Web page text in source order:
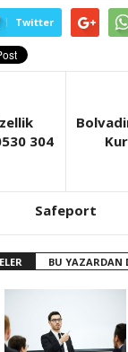
Twitter
304
Safeport
BU YAZARDAN